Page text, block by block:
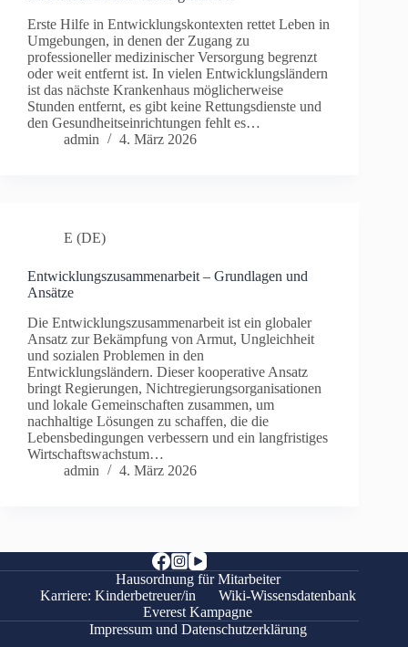
Erste Hilfe in Entwicklungskontexten rettet Leben in
Umgebungen, in denen der Zugang zu
professioneller medizinischer Versorgung begrenzt
oder weit entfernt ist. In vielen Entwicklungsländern
ist das nächste Krankenhaus möglicherweise
Stunden entfernt, es gibt keine Rettungsdienste und
den Gesundheitseinrichtungen fehlt es…
admin
4. März 2026
E (DE)
Entwicklungszusammenarbeit – Grundlagen und
Ansätze
Die Entwicklungszusammenarbeit ist ein globaler
Ansatz zur Bekämpfung von Armut, Ungleichheit
und sozialen Problemen in den
Entwicklungsländern. Dieser kooperative Ansatz
bringt Regierungen, Nichtregierungsorganisationen
und lokale Gemeinschaften zusammen, um
nachhaltige Lösungen zu schaffen, die die
Lebensbedingungen verbessern und ein langfristiges
Wirtschaftswachstum…
admin
4. März 2026
Hausordnung für Mitarbeiter
Karriere: Kinderbetreuer/in
Wiki-Wissensdatenbank
Everest Kampagne
Impressum und Datenschutzerklärung